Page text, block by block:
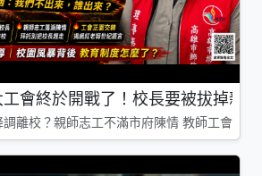
會終於開戰了！校長要被拔掉親
調離校？親師志工不滿市府陳情 教師工會槓